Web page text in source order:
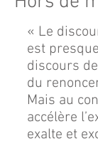
« Le
est
discours
du
Mais au
accélère
exalte et